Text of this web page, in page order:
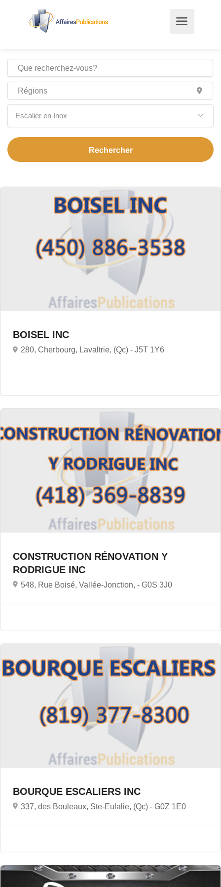
Escalier en Inox
BOISEL INC
280, Cherbourg, Lavaltrie, (Qc) - J5T 1Y6
CONSTRUCTION RÉNOVATION Y
RODRIGUE INC
548, Rue Boisé, Vallée-Jonction, - G0S 3J0
BOURQUE ESCALIERS INC
337, des Bouleaux, Ste-Eulalie, (Qc) - G0Z 1E0